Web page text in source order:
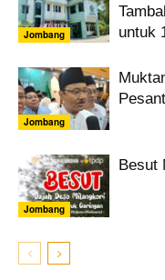
Jombang
untuk
Jombang
Jombang
Besut